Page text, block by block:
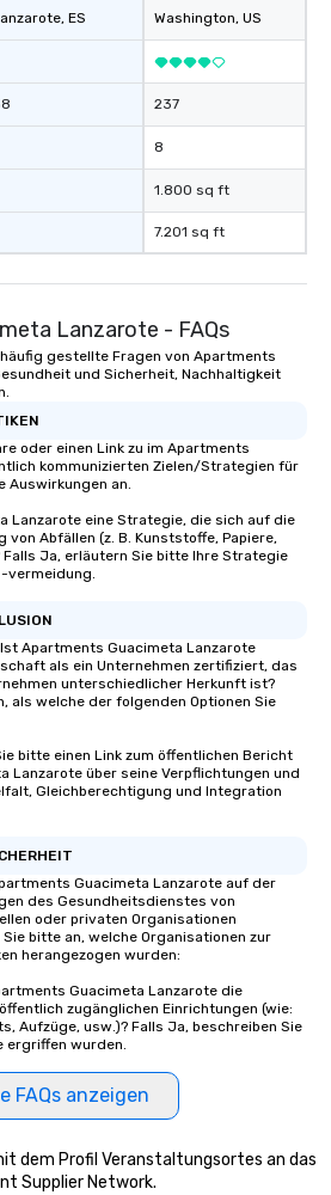
, ES Washington, US
237
8
1.800 sq ft
7.201 sq ft
Lanzarote - FAQs
gestellte Fragen von Apartments
und Sicherheit, Nachhaltigkeit
oder einen Link zu im Apartments
kommunizierten Zielen/Strategien für
Auswirkungen an.
Lanzarote eine Strategie, die sich auf die
Abfällen (z. B. Kunststoffe, Papiere,
Falls Ja, erläutern Sie bitte Ihre Strategie
vermeidung.
Apartments Guacimeta Lanzarote
als ein Unternehmen zertifiziert, das
unterschiedlicher Herkunft ist?
als welche der folgenden Optionen Sie
bitte einen Link zum öffentlichen Bericht
Lanzarote über seine Verpflichtungen und
Gleichberechtigung und Integration
Guacimeta Lanzarote auf der
des Gesundheitsdienstes von
oder privaten Organisationen
bitte an, welche Organisationen zur
herangezogen wurden:
Guacimeta Lanzarote die
zugänglichen Einrichtungen (wie:
Aufzüge, usw.)? Falls Ja, beschreiben Sie
ergriffen wurden.
FAQs anzeigen
dem Profil Veranstaltungsortes an das
Supplier Network.